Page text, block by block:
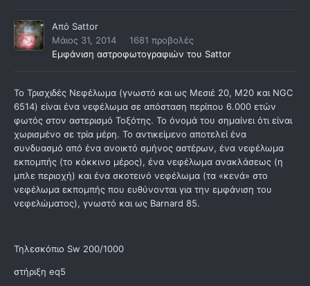
Από Sattor
Μάιος 31, 2014
1681 προβολές
Εμφάνιση αστροφωτογραφιών του Sattor
Το Τρισχιδές Νεφέλωμα (γνωστό και ως Μεσιέ 20, M20 και NGC
6514) είναι ένα νεφέλωμα σε απόσταση περίπου 6.000 ετών
φωτός στον αστερισμό Τοξότης. Το όνομά του σημαίνει ότι είναι
χωρισμένο σε τρία μέρη. Το αντικείμενο αποτελεί ένα
συνδυασμό από ένα ανοικτό σμήνος αστέρων, ένα νεφέλωμα
εκπομπής (το κόκκινο μέρος), ένα νεφέλωμα ανακλάσεως (η
μπλε περιοχή) και ένα σκοτεινό νεφέλωμα (τα «κενά» στο
νεφέλωμα εκπομπής που ευθύνονται για την εμφάνιση του
νεφελώματος), γνωστό και ως Barnard 85.
Τηλεσκόπιο Sw 200/1000
στήριξη eq5